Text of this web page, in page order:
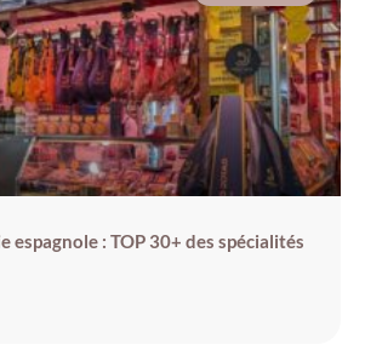
espagnole : TOP 30+ des spécialités